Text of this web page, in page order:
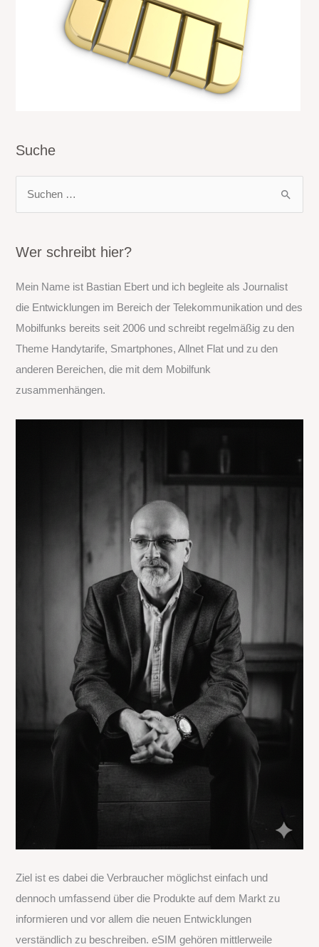
Suche
h
n
n
a
c
h
:
Wer schreibt hier?
Mein Name ist Bastian Ebert und ich begleite als Journalist
die Entwicklungen im Bereich der Telekommunikation und des
Mobilfunks bereits seit 2006 und schreibt regelmäßig zu den
Theme Handytarife, Smartphones, Allnet Flat und zu den
anderen Bereichen, die mit dem Mobilfunk
zusammenhängen.
Ziel ist es dabei die Verbraucher möglichst einfach und
dennoch umfassend über die Produkte auf dem Markt zu
informieren und vor allem die neuen Entwicklungen
verständlich zu beschreiben. eSIM gehören mittlerweile